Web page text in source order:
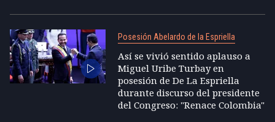
Posesión Abelardo de la Espriella
Así se vivió sentido aplauso a
Miguel Uribe Turbay en
posesión de De La Espriella
durante discurso del presidente
del Congreso: "Renace Colombia"